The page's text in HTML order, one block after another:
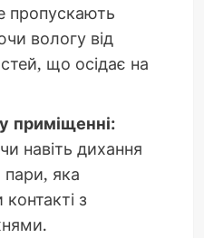
пропускають
вологу від
що осідає на
приміщенні:
навіть дихання
пари, яка
з